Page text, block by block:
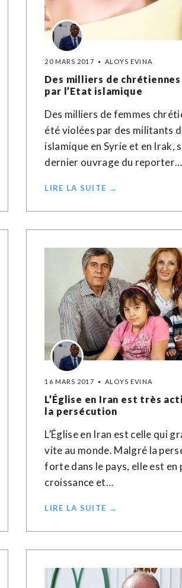
20 MARS 2017 ALOYS EVINA
Des milliers de
par l’Etat islamique
Des milliers de femmes
été violées par des militants
islamique en Syrie et en Irak,
dernier ouvrage du reporter…
LIRE LA SUITE →
16 MARS 2017 ALOYS EVINA
L’Église en Iran est très
la persécution
L’Église en Iran est celle qui
vite au monde. Malgré la
forte dans le pays, elle est en
croissance et…
LIRE LA SUITE →